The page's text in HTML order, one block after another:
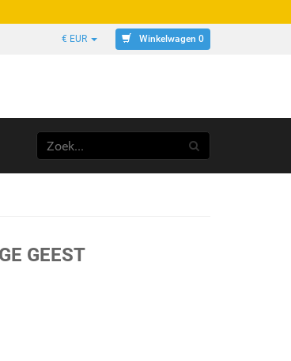
€ EUR Winkelwagen 0
GEEST